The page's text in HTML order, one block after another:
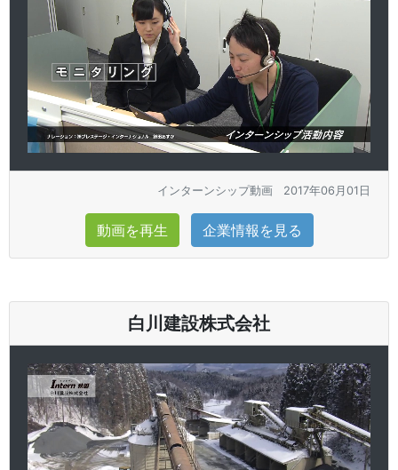
インターンシップ動画 2017年06月01日
動画を再生 企業情報を見る
白川建設株式会社